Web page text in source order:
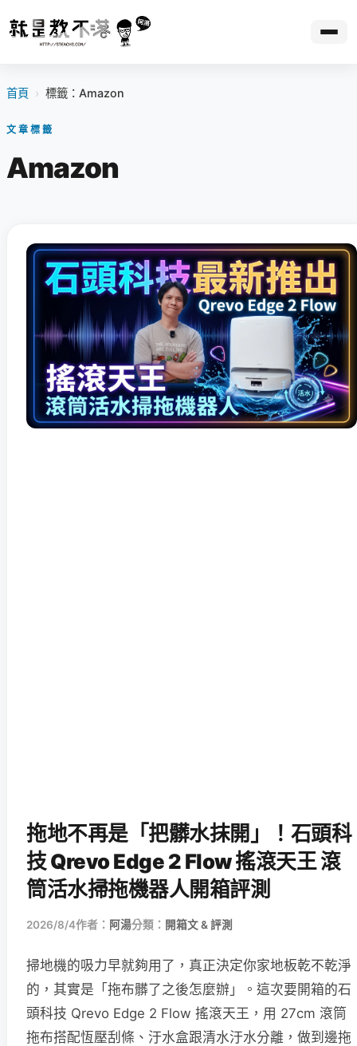
首頁 › 標籤：Amazon
文章標籤
Amazon
拖地不再是「把髒水抹開」！石頭科
技 Qrevo Edge 2 Flow 搖滾天王 滾
筒活水掃拖機器人開箱評測
2026/8/4作者： 阿湯分類： 開箱文 & 評測
掃地機的吸力早就夠用了，真正決定你家地板乾不乾淨
的，其實是「拖布髒了之後怎麼辦」。這次要開箱的石
頭科技 Qrevo Edge 2 Flow 搖滾天王，用 27cm 滾筒
拖布搭配恆壓刮條、汙水盒跟清水汙水分離，做到邊拖